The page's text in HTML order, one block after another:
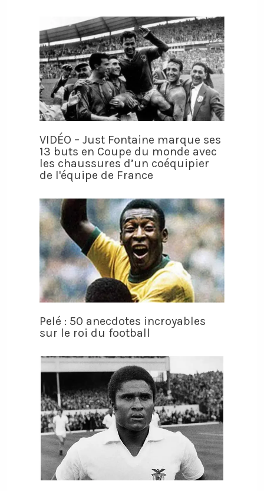
VIDÉO – Just Fontaine marque ses
13 buts en Coupe du monde avec
les chaussures d’un coéquipier
de l'équipe de France
Pelé : 50 anecdotes incroyables
sur le roi du football